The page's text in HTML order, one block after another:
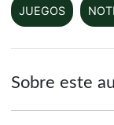
JUEGOS
Sobre este